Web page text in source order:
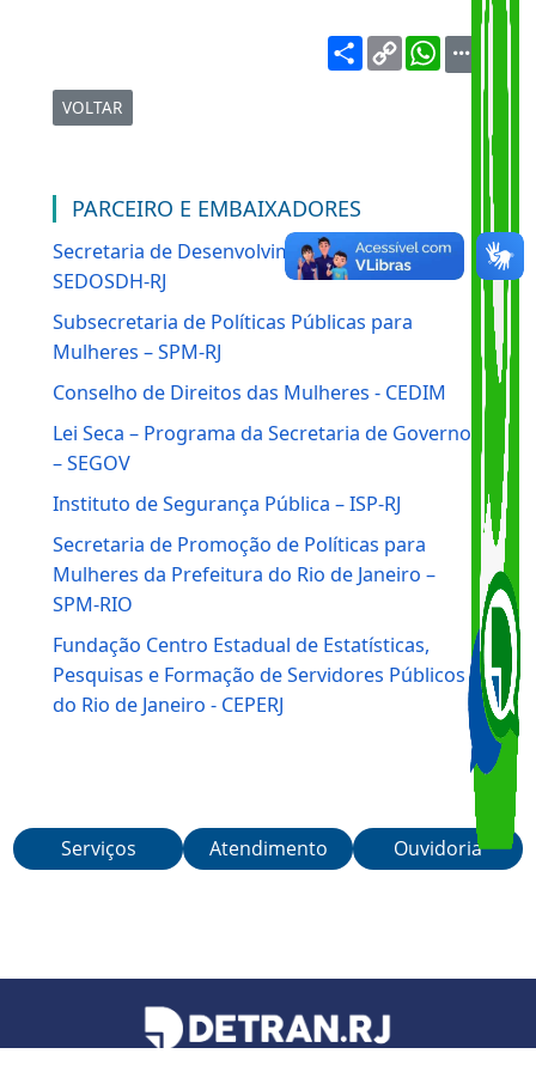
Parceiros e Embaixadores
PARCEIRO E EMBAIXADORES
Secretaria de Desenvolvimento Social –
Mulheres – SPM-RJ
Conselho de Direitos das Mulheres - CEDIM
Lei Seca – Programa da Secretaria de Governo
– SEGOV
Instituto de Segurança Pública – ISP-RJ
Secretaria de Promoção de Políticas para
Mulheres da Prefeitura do Rio de Janeiro –
Fundação Centro Estadual de Estatísticas,
Pesquisas e Formação de Servidores Públicos
do Rio de Janeiro - CEPERJ
Serviços Atendimento Ouvidoria